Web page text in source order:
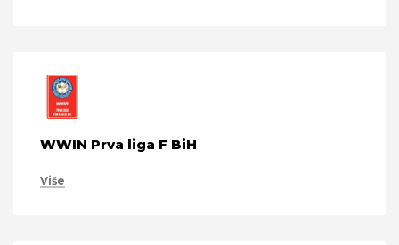
WWIN Prva liga F BiH
Više